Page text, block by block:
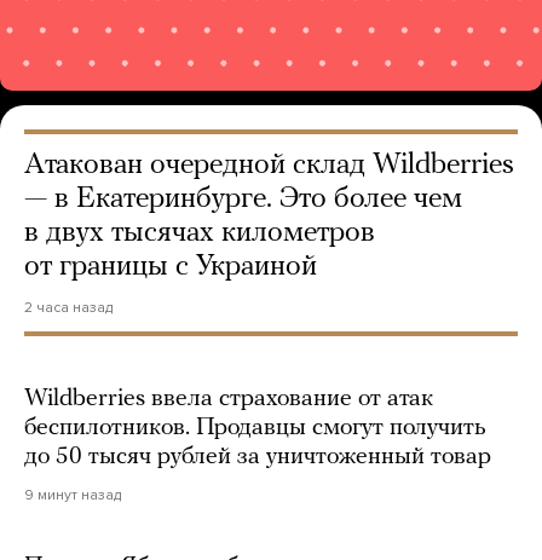
Атакован очередной склад Wildberries
— в Екатеринбурге. Это более чем
в двух тысячах километров
от границы с Украиной
2 часа назад
Wildberries ввела страхование от атак
беспилотников. Продавцы смогут получить
до 50 тысяч рублей за уничтоженный товар
9 минут назад